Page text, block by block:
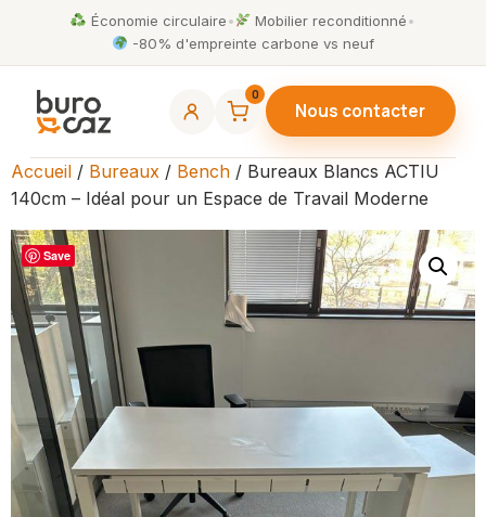
Économie circulaire• Mobilier reconditionné•
-80% d'empreinte carbone vs neuf
0
Nous contacter
Accueil / Bureaux / Bench / Bureaux Blancs ACTIU
140cm – Idéal pour un Espace de Travail Moderne
Save